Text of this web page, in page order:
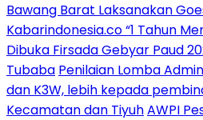
Bawang Barat Laksanakan
Kabarindonesia.co “1 Tahun
Dibuka Firsada Gebyar Paud
Tubaba Penilaian Lomba
dan K3W, lebih kepada
Kecamatan dan TiyuhAWPI